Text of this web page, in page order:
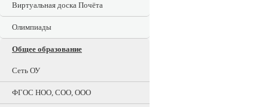
Виртуальная доска Почёта
Олимпиады
Общее образование
Сеть ОУ
ФГОС НОО, СОО, ООО